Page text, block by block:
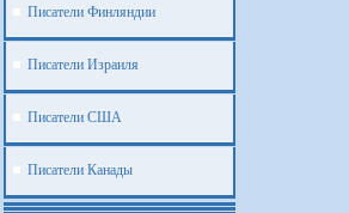
Писатели Финляндии
Писатели Израиля
Писатели США
Писатели Канады